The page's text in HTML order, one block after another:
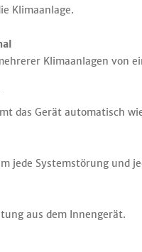
Klimaanlage.
Klimaanlagen von
das Gerät automatisch
jede Systemstörung und
aus dem Innengerät.